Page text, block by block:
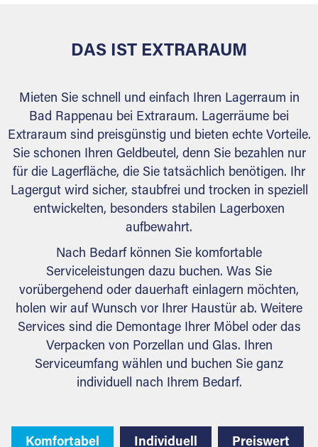
DAS IST EXTRARAUM
Mieten Sie schnell und einfach Ihren Lagerraum in
Bad Rappenau bei Extraraum. Lagerräume bei
Extraraum sind preisgünstig und bieten echte Vorteile.
Sie schonen Ihren Geldbeutel, denn Sie bezahlen nur
für die Lagerfläche, die Sie tatsächlich benötigen. Ihr
Lagergut wird sicher, staubfrei und trocken in speziell
entwickelten, besonders stabilen Lagerboxen
aufbewahrt.
Nach Bedarf können Sie komfortable
Serviceleistungen dazu buchen. Was Sie
vorübergehend oder dauerhaft einlagern möchten,
holen wir auf Wunsch vor Ihrer Haustür ab. Weitere
Services sind die Demontage Ihrer Möbel oder das
Verpacken von Porzellan und Glas. Ihren
Serviceumfang wählen und buchen Sie ganz
individuell nach Ihrem Bedarf.
Komfortabel Individuell Preiswert